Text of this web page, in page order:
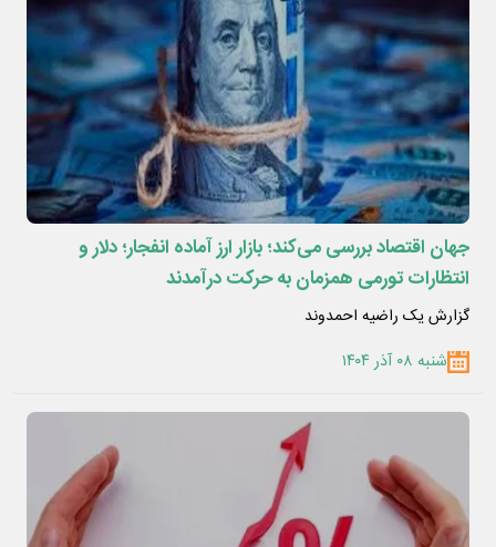
جهان اقتصاد بررسی می‌کند؛ بازار ارز آماده انفجار؛ دلار و
انتظارات تورمی همزمان به حرکت درآمدند
گزارش یک راضیه احمدوند
شنبه ۰۸ آذر ۱۴۰۴